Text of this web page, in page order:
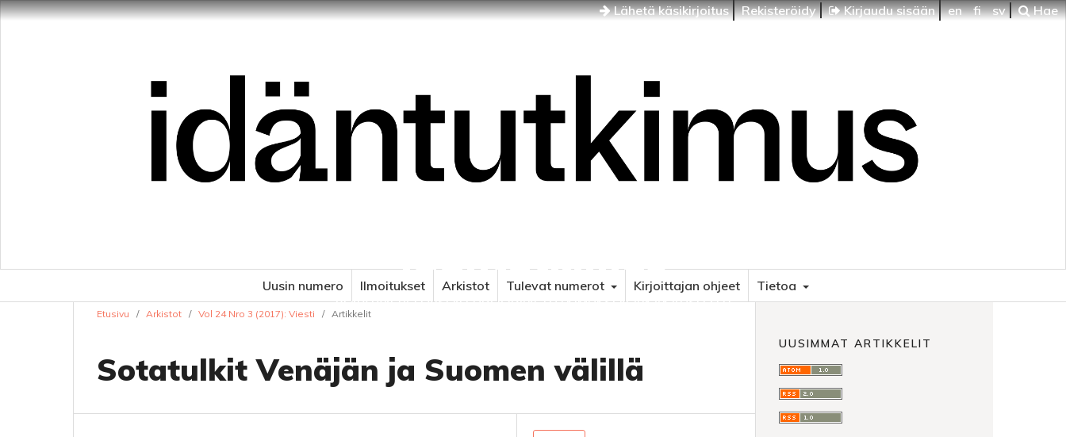
Lähetä käsikirjoitus Rekisteröidy Kirjaudu sisään en fi sv Hae
Idäntutkimus
VENÄJÄN JA ITÄISEN EUROOPAN TUTKIMUKSEN AIKAKAUSLEHTI
Uusin numero Ilmoitukset Arkistot Tulevat numerot Kirjoittajan ohjeet Tietoa
Etusivu / Arkistot / Vol 24 Nro 3 (2017): Viesti / Artikkelit
Sotatulkit Venäjän ja Suomen välillä
UUSIMMAT ARTIKKELIT